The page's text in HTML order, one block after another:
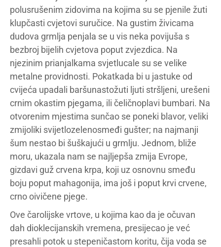
polusrušenim zidovima na kojima su se pjenile žuti
klupčasti cvjetovi suručice. Na gustim živicama
dudova grmlja penjala se u vis neka povijuša s
bezbroj bijelih cvjetova poput zvjezdica. Na
njezinim prianjalkama svjetlucale su se velike
metalne providnosti. Pokatkada bi u jastuke od
cvijeća upadali baršunastožuti ljuti stršljeni, urešeni
crnim okastim pjegama, ili čeličnoplavi bumbari. Na
otvorenim mjestima sunčao se poneki blavor, veliki
zmijoliki svijetlozelenosmeđi gušter; na najmanji
šum nestao bi šuškajući u grmlju. Jednom, bliže
moru, ukazala nam se najljepša zmija Evrope,
gizdavi guž crvena krpa, koji uz osnovnu smeđu
boju poput mahagonija, ima još i poput krvi crvene,
crno oivičene pjege.
Ove čarolijske vrtove, u kojima kao da je očuvan
dah dioklecijanskih vremena, presijecao je već
presahli potok u stepeničastom koritu, čija voda se